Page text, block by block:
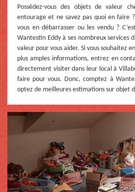
Possédez-vous des objets de valeur
entourage et ne savez pas quoi en faire
vous en débarrasser ou les vendu ?
Wantestin Eddy à ses nombreux services
valeur pour vous aider. Si vous souhaitez
plus amples informations, entrez en
directement visiter dans leur local à
faire pour vous. Donc, comptez à
optez de meilleures estimations sur objet